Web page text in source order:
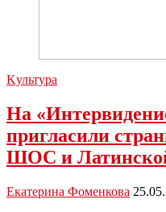
Kультура
На
пригласили
ШОС и
Екатерина Фоменкова